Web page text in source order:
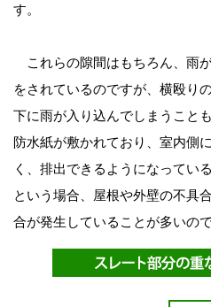
す。
これらの隙間はもちろん、雨
をされているのですが、横殴り
下に雨が入り込んでしまうこと
防水紙が敷かれており、室内側
く、排出できるようになってい
という場合、屋根や外壁の不具
合が発生していることが多いので